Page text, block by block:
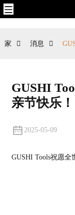
家 消息
GUSHI
亲节快乐！
2025-05-09
GUSHI Tools祝愿全